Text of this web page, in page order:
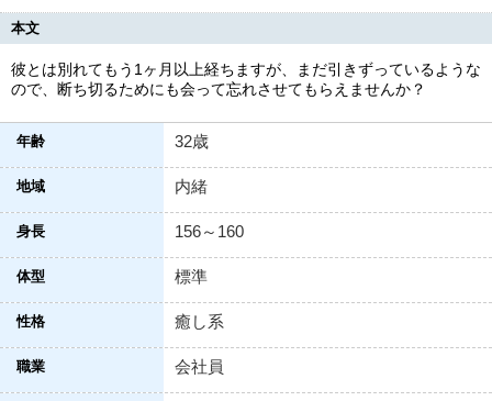
本文
彼とは別れてもう1ヶ月以上経ちますが、まだ引きずっているような
ので、断ち切るためにも会って忘れさせてもらえませんか？
年齢 32歳
地域 内緒
身長 156～160
体型 標準
性格 癒し系
職業 会社員